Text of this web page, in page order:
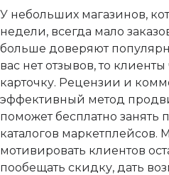
У небольших магазинов,
недели, всегда мало
больше доверяют
вас нет отзывов, то
карточку. Рецензии и
эффективный метод
поможет бесплатно занять
каталогов маркетплейсов.
мотивировать клиентов
пообещать скидку, дать